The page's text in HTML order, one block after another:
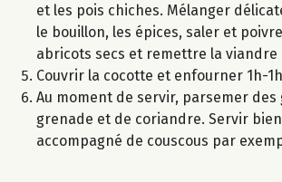
et les pois chiches. Mélanger
le bouillon, les épices, saler et
abricots secs et remettre la viandre
Couvrir la cocotte et enfourner 1h-
Au moment de servir, parsemer des
grenade et de coriandre. Servir
accompagné de couscous par